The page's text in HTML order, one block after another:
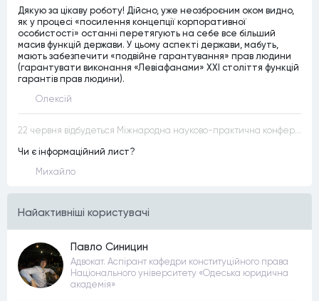
Дякую за цікаву роботу! Дійсно, уже неозброєним оком видно,
як у процесі «посилення концепції корпоративної
особистості» останні перетягують на себе все більший
масив функцій держави. У цьому аспекті держави, мабуть,
мають забезпечити «подвійне гарантування» прав людини
(гарантувати виконання «Левіафанами» ХХІ століття функцій
гарантів прав людини).
Олексій
22 червня відбудеться Міжнародна науково-практична конференція “Конституційна демократія в умовах загроз територіальній цілісності та національній безпеці”
Чи є інформаційний лист?
Михайло
Найактивнiшi користувачi
Павло Синицин
Адвокат. Аспірант кафедри конституційного права
Національного університету «Одеська юридична
академія»